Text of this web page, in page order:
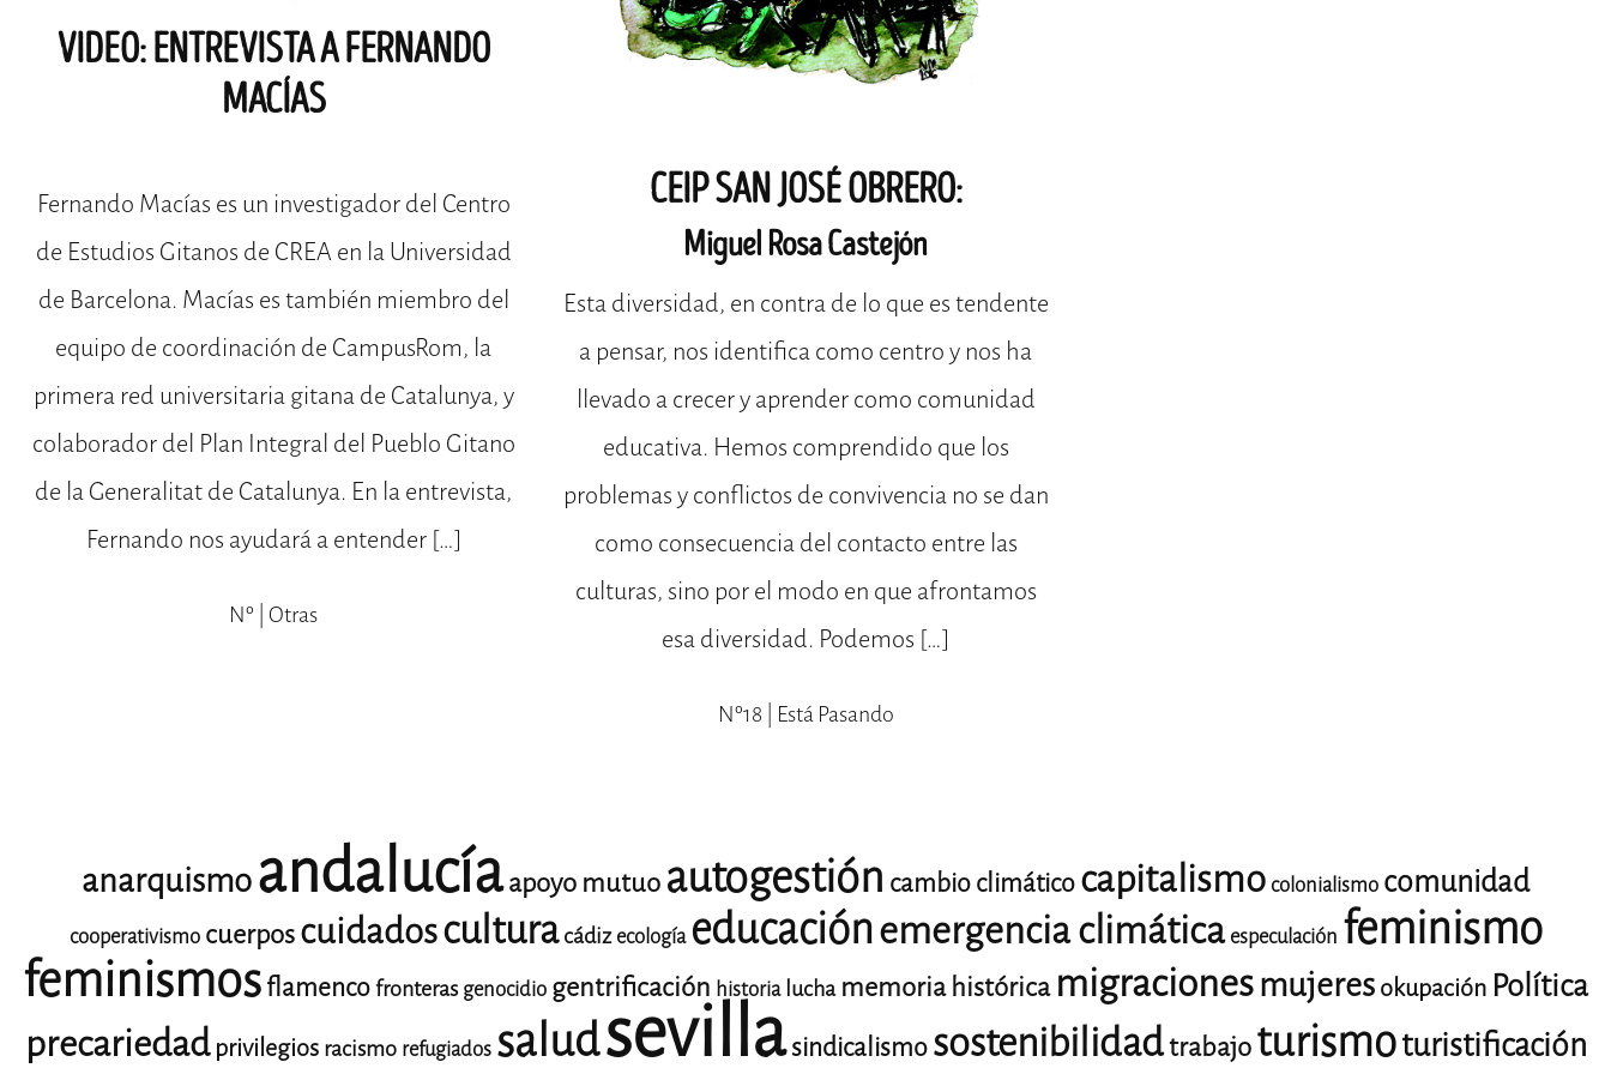
VIDEO: ENTREVISTA A FERNANDO
MACÍAS
Fernando Macías es un investigador del Centro
de Estudios Gitanos de CREA en la Universidad
de Barcelona. Macías es también miembro del
equipo de coordinación de CampusRom, la
primera red universitaria gitana de Catalunya, y
colaborador del Plan Integral del Pueblo Gitano
de la Generalitat de Catalunya. En la entrevista,
Fernando nos ayudará a entender […]
Nº | Otras
CEIP SAN JOSÉ OBRERO:
Miguel Rosa Castejón
Esta diversidad, en contra de lo que es tendente
a pensar, nos identifica como centro y nos ha
llevado a crecer y aprender como comunidad
educativa. Hemos comprendido que los
problemas y conflictos de convivencia no se dan
como consecuencia del contacto entre las
culturas, sino por el modo en que afrontamos
esa diversidad. Podemos […]
Nº18 | Está Pasando
anarquismoandalucíaapoyo mutuo autogestión cambio climáticocapitalismo colonialismo comunidad
cooperativismo cuerposcuidadoscultura cádiz ecología educaciónemergencia climática especulación feminismo
feminismosflamencofronteras genocidio gentrificación historia lucha memoria histórica migracionesmujeresokupación Política
precariedad privilegios racismo refugiados saludsevillasindicalismosostenibilidadtrabajoturismoturistificación